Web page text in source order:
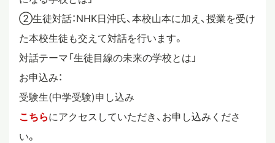
②生徒対話：NHK日沖氏、本校山本に加え、授業を受け
た本校生徒も交えて対話を行います。
対話テーマ「生徒目線の未来の学校とは」
お申込み：
受験生(中学受験)申し込み
こちらにアクセスしていただき、お申し込みくださ
い。